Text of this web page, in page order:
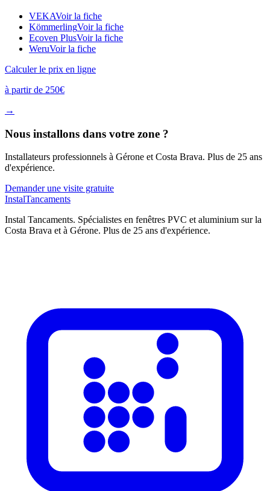
VEKAVoir la fiche
KömmerlingVoir la fiche
Ecoven PlusVoir la fiche
WeruVoir la fiche
Calculer le prix en ligne
à partir de 250€
→
Nous installons dans votre zone ?
Installateurs professionnels à Gérone et Costa Brava. Plus de 25 ans
d'expérience.
Demander une visite gratuite
InstalTancaments
Instal Tancaments. Spécialistes en fenêtres PVC et aluminium sur la
Costa Brava et à Gérone. Plus de 25 ans d'expérience.